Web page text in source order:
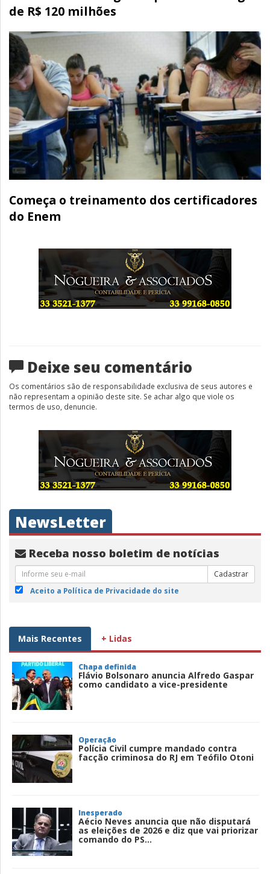
de R$ 120 milhões
Começa o treinamento dos certificadores
do Enem
Deixe seu comentário
Os comentários são de responsabilidade exclusiva de seus autores e
não representam a opinião deste site. Se achar algo que viole os
termos de uso, denuncie.
NewsLetter
Receba nosso boletim de notícias
Cadastrar
Aceito a Política de Privacidade do site
Mais Recentes + Lidas
Chapa definida
Flávio Bolsonaro anuncia Alfredo Gaspar
como candidato a vice-presidente
Operação
Polícia Civil cumpre mandado contra
facção criminosa do RJ em Teófilo Otoni
Inesperado
Aécio Neves anuncia que não disputará
as eleições de 2026 e diz que vai priorizar
comando do PS...